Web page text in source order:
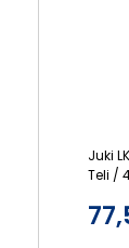
Juki
Teli /